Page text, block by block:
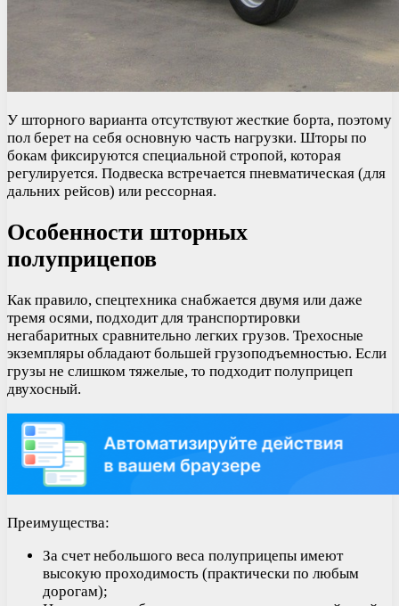
У шторного варианта отсутствуют жесткие борта, поэтому
пол берет на себя основную часть нагрузки. Шторы по
бокам фиксируются специальной стропой, которая
регулируется. Подвеска встречается пневматическая (для
дальних рейсов) или рессорная.
Особенности шторных
полуприцепов
Как правило, спецтехника снабжается двумя или даже
тремя осями, подходит для транспортировки
негабаритных сравнительно легких грузов. Трехосные
экземпляры обладают большей грузоподъемностью. Если
грузы не слишком тяжелые, то подходит полуприцеп
двухосный.
Преимущества:
За счет небольшого веса полуприцепы имеют
высокую проходимость (практически по любым
дорогам);